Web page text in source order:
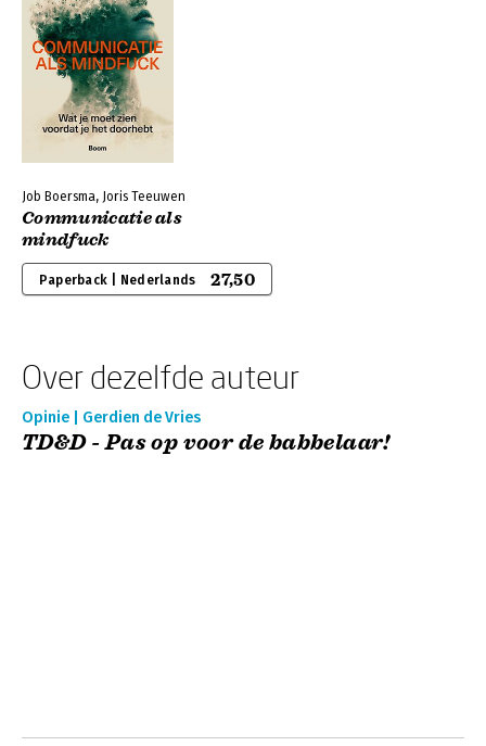
Job Boersma, Joris Teeuwen
Communicatie als
mindfuck
Paperback | Nederlands 27,50
Over dezelfde auteur
Opinie | Gerdien de Vries
TD&D - Pas op voor de babbelaar!